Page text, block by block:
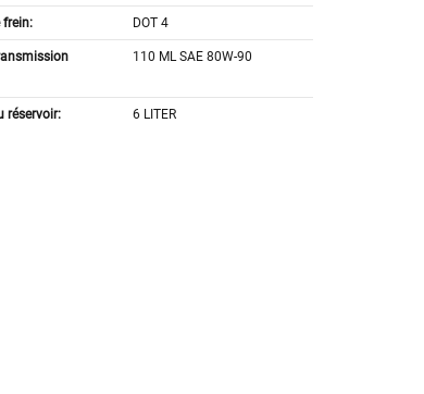
frein: DOT 4
110 ML SAE 80W-90
réservoir: 6 LITER